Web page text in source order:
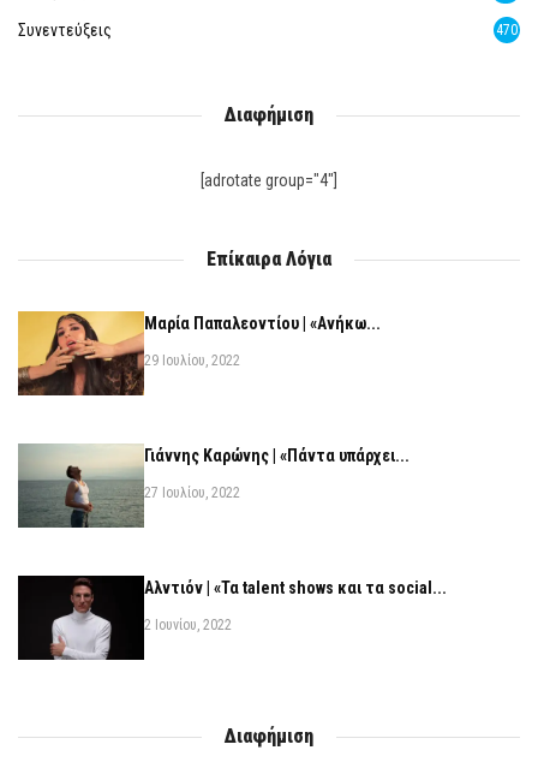
Συνεντεύξεις 470
Διαφήμιση
[adrotate group="4"]
Επίκαιρα Λόγια
Μαρία Παπαλεοντίου | «Ανήκω...
29 Ιουλίου, 2022
Γιάννης Καρώνης | «Πάντα υπάρχει...
27 Ιουλίου, 2022
Αλντιόν | «Τα talent shows και τα social...
2 Ιουνίου, 2022
Διαφήμιση